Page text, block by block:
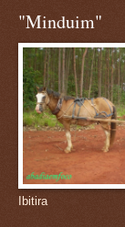
"Minduim"
Ibitira